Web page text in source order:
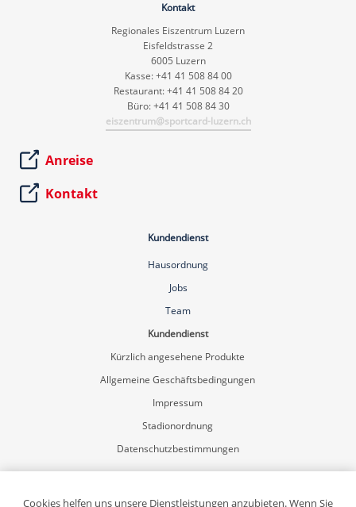
Kontakt
Regionales Eiszentrum Luzern
Eisfeldstrasse 2
6005 Luzern
Kasse: +41 41 508 84 00
Restaurant: +41 41 508 84 20
Büro: +41 41 508 84 30
eiszentrum@sportcard-luzern.ch
Anreise
Kontakt
Kundendienst
Hausordnung
Jobs
Team
Kundendienst
Kürzlich angesehene Produkte
Allgemeine Geschäftsbedingungen
Impressum
Stadionordnung
Datenschutzbestimmungen
Mein Konto
Registrierung
Cookies helfen uns unsere Dienstleistungen anzubieten. Wenn Sie